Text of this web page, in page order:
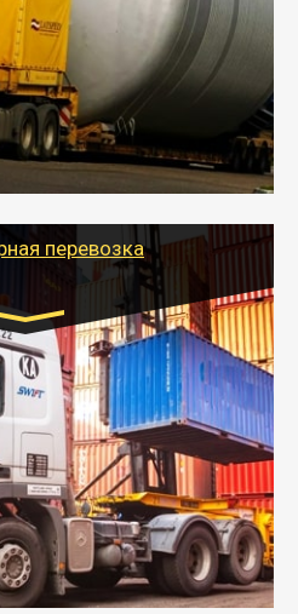
грузов
разрешения на
дней).
сроки поможет вам
перевезти негабаритные
манипулятором и
подобрать оптимальный
перевозка
на специальном
быстро, качественно и
поможет
в порт и из порта
на контейнеровозе,
кузовах),